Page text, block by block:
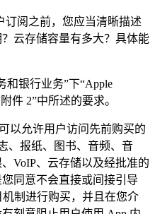
订阅之前，您应当清晰描述
云存储容量有多大？具体能
和银行业务”下“Apple
件 2”中所述的要求。
以允许用户访问先前购买的
、报纸、图书、音频、音
VoIP、云存储以及经批准的
同意不会直接或间接引导
制进行购买，并且在您介